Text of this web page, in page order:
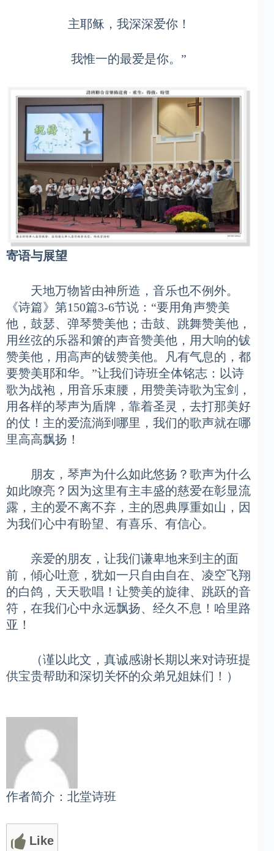
主耶稣，我深深爱你！
我惟一的最爱是你。”
寄语与展望
天地万物皆由神所造，音乐也不例外。
《诗篇》第150篇3-6节说：“要用角声赞美
他，鼓瑟、弹琴赞美他；击鼓、跳舞赞美他，
用丝弦的乐器和箫的声音赞美他，用大响的钹
赞美他，用高声的钹赞美他。凡有气息的，都
要赞美耶和华。”让我们诗班全体铭志：以诗
歌为战袍，用音乐束腰，用赞美诗歌为宝剑，
用各样的琴声为盾牌，靠着圣灵，去打那美好
的仗！主的爱流淌到哪里，我们的歌声就在哪
里高高飘扬！
朋友，琴声为什么如此悠扬？歌声为什么
如此嘹亮？因为这里有主丰盛的慈爱在彰显流
露，主的爱不离不弃，主的恩典厚重如山，因
为我们心中有盼望、有喜乐、有信心。
亲爱的朋友，让我们谦卑地来到主的面
前，傾心吐意，犹如一只自由自在、凌空飞翔
的白鸽，天天歌唱！让赞美的旋律、跳跃的音
符，在我们心中永远飘扬、经久不息！哈里路
亚！
（谨以此文，真诚感谢长期以来对诗班提
供宝贵帮助和深切关怀的众弟兄姐妹们！）
作者简介：北堂诗班
Like